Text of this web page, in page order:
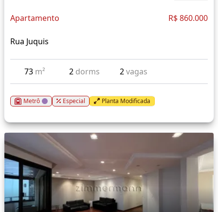
Apartamento R$ 860.000
Rua Juquis
73 m² 2 dorms 2vagas
Metrô Especial Planta Modificada